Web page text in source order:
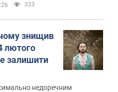
333
знищив
лютого
залишити
недоречним